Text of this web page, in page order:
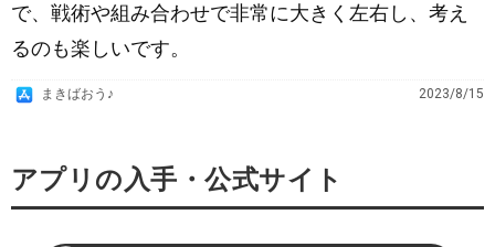
で、戦術や組み合わせで非常に大きく左右し、考え
るのも楽しいです。
A
S
まきばおう♪ 2023/8/15
アプリの入手・公式サイト